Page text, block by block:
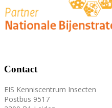
Contact
EIS Kenniscentrum Insecten
Postbus 9517